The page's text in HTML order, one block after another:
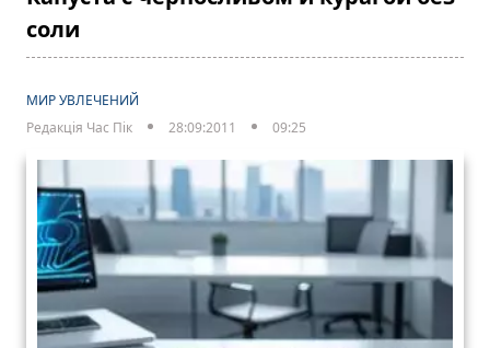
соли
МИР УВЛЕЧЕНИЙ
Редакція Час Пік
28:09:2011 09:25